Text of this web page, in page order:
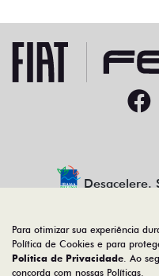
Desacelere.
91.525.790/0001-84
Para otimizar sua experiência
Política de Cookies e para
Política de Privacidade. Ao
concorda com nossas Políticas.